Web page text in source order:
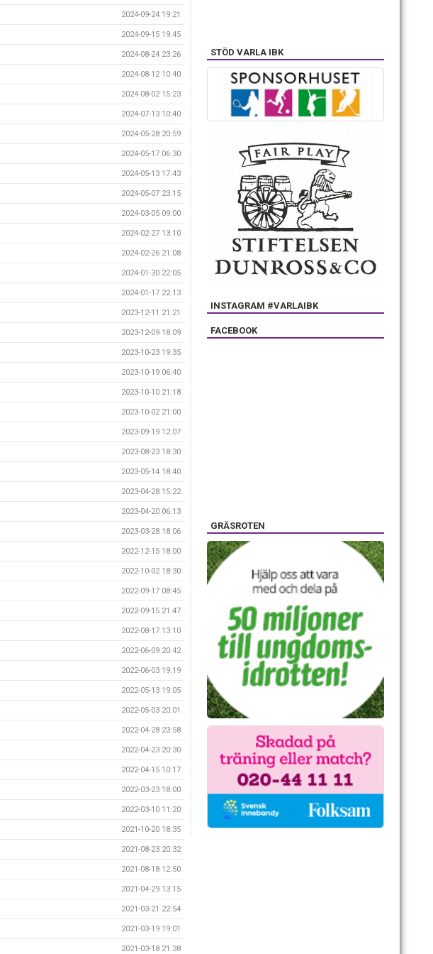
2024-09-24 19:21
2024-09-15 19:45
2024-08-24 23:26
2024-08-12 10:40
2024-08-02 15:23
2024-07-13 10:40
2024-05-28 20:59
2024-05-17 06:30
2024-05-13 17:43
2024-05-07 23:15
2024-03-05 09:00
2024-02-27 13:10
2024-02-26 21:08
2024-01-30 22:05
2024-01-17 22:13
2023-12-11 21:21
2023-12-09 18:09
2023-10-23 19:35
2023-10-19 06:40
2023-10-10 21:18
2023-10-02 21:00
2023-09-19 12:07
2023-08-23 18:30
2023-05-14 18:40
2023-04-28 15:22
2023-04-20 06:13
2023-03-28 18:06
2022-12-15 18:00
2022-10-02 18:30
2022-09-17 08:45
2022-09-15 21:47
2022-08-17 13:10
2022-06-09 20:42
2022-06-03 19:19
2022-05-13 19:05
2022-05-03 20:01
2022-04-28 23:58
2022-04-23 20:30
2022-04-15 10:17
2022-03-23 18:00
2022-03-10 11:20
2021-10-20 18:35
2021-08-23 20:32
2021-08-18 12:50
2021-04-29 13:15
2021-03-21 22:54
2021-03-19 19:01
2021-03-18 21:38
STÖD VARLA IBK
INSTAGRAM #VARLAIBK
FACEBOOK
GRÄSROTEN